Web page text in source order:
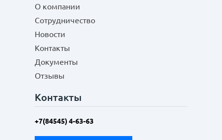
О компании
Сотрудничество
Новости
Контакты
Документы
Отзывы
Контакты
+7(84545) 4-63-63